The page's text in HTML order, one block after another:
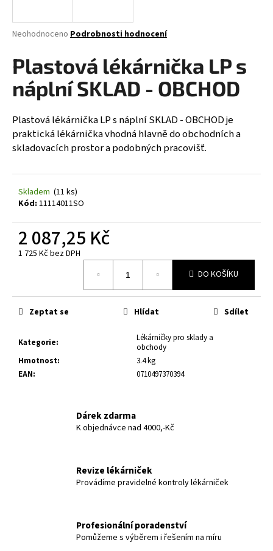
Průměrné
produktu
je
hvězdiček.
Neohodnoceno Podrobnosti hodnocení
Plastová lékárnička LP s
náplní SKLAD - OBCHOD
Plastová lékárnička LP s náplní SKLAD - OBCHOD je
praktická lékárnička vhodná hlavně do obchodních a
skladovacích prostor a podobných pracovišť.
Skladem (11 ks)
Kód: 11114011SO
2 087,25 Kč
1 725 Kč bez DPH
DO KOŠÍKU
Kategorie:
Lékárničky pro sklady a
obchody
Hmotnost:
3.4 kg
EAN: 0710497370394
Zeptat se Hlídat Sdílet
Dárek zdarma
K objednávce nad 4000,-Kč
Revize lékárniček
Provádíme pravidelné kontroly lékárniček
Profesionální poradenství
Pomůžeme s výběrem i řešením na míru
j
t
?
HLEDAT
D
o
p
o
j